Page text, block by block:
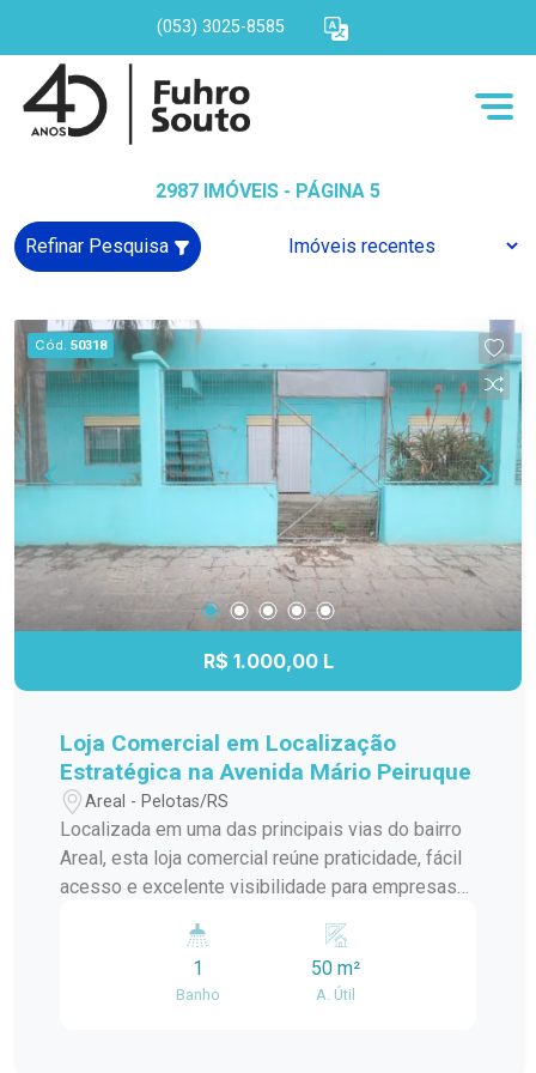
(053) 3025-8585
2987 IMÓVEIS - PÁGINA 5
Refinar Pesquisa
Cód. 50318
R$ 1.000,00 L
Loja Comercial em Localização
Estratégica na Avenida Mário Peiruque
Areal - Pelotas/RS
Localizada em uma das principais vias do bairro
Areal, esta loja comercial reúne praticidade, fácil
acesso e excelente visibilidade para empresas
espaço funcional e versátil, o imóvel é uma ótima
opção para quem deseja instalar ou expandir seu
negócio em uma região de constante
1
Banho
50 m²
A. Útil